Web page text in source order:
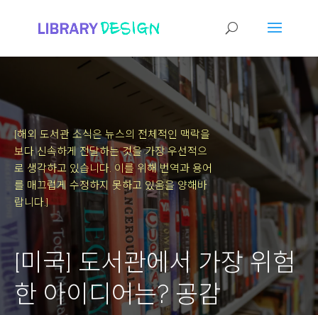
[해외 도서관 소식은 뉴스의 전체적인 맥락을
보다 신속하게 전달하는 것을 가장 우선적으
로 생각하고 있습니다. 이를 위해 번역과 용어
를 매끄럽게 수정하지 못하고 있음을 양해바
랍니다.]
[미국] 도서관에서 가장 위험
한 아이디어는? 공감